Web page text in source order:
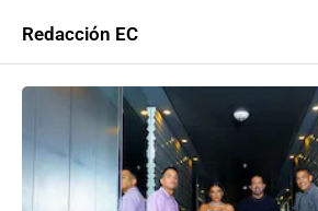
Redacción EC